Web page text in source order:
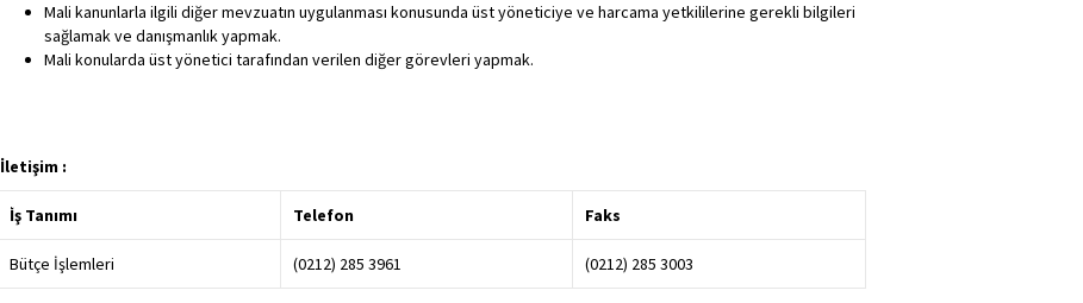
Mali kanunlarla ilgili diğer mevzuatın uygulanması konusunda üst yöneticiye ve harcama yetkililerine gerekli bilgileri
sağlamak ve danışmanlık yapmak.
Mali konularda üst yönetici tarafından verilen diğer görevleri yapmak.
​İletişim :
İş Tanımı Telefon Faks
Bütçe İşlemleri (0212) 285 3961 (0212) 285 3003